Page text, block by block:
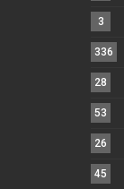
3
336
28
53
26
45